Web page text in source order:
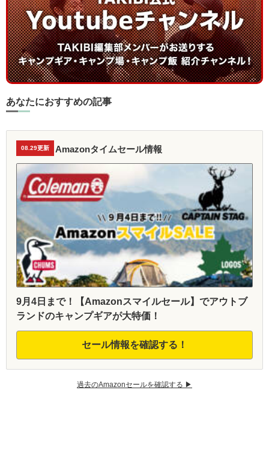
あなたにおすすめの記事
08.29更新 Amazonタイムセール情報
9月4日まで！【Amazonスマイルセール】でアウトブ
ランドのキャンプギアが大特価！
セール情報を確認する！
過去のAmazonセールを確認する ▶︎